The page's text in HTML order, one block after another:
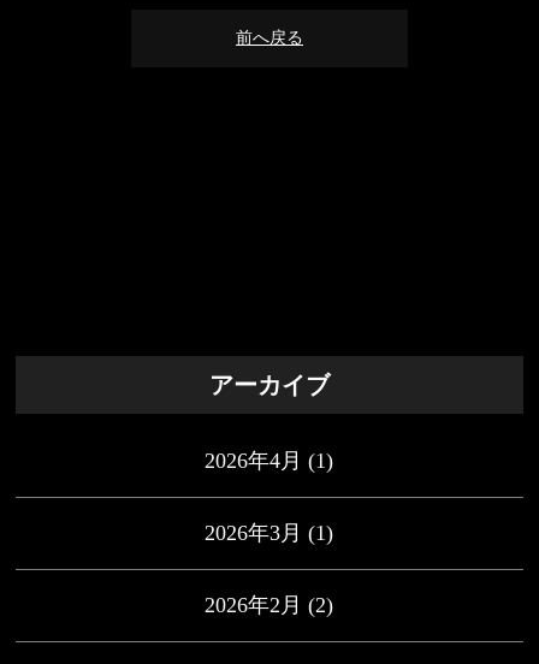
前へ戻る
アーカイブ
2026年4月 (1)
2026年3月 (1)
2026年2月 (2)